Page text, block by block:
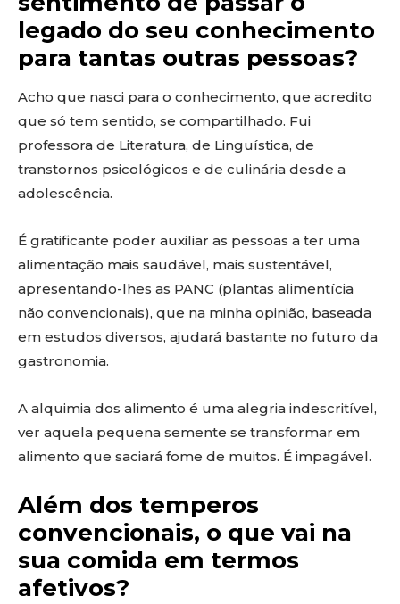
legado do seu conhecimento
para tantas outras pessoas?
Acho que nasci para o conhecimento, que acredito
que só tem sentido, se compartilhado. Fui
professora de Literatura, de Linguística, de
transtornos psicológicos e de culinária desde a
adolescência.
É gratificante poder auxiliar as pessoas a ter uma
alimentação mais saudável, mais sustentável,
apresentando-lhes as PANC (plantas alimentícia
não convencionais), que na minha opinião, baseada
em estudos diversos, ajudará bastante no futuro da
gastronomia.
A alquimia dos alimento é uma alegria indescritível,
ver aquela pequena semente se transformar em
alimento que saciará fome de muitos. É impagável.
Além dos temperos
convencionais, o que vai na
sua comida em termos
afetivos?